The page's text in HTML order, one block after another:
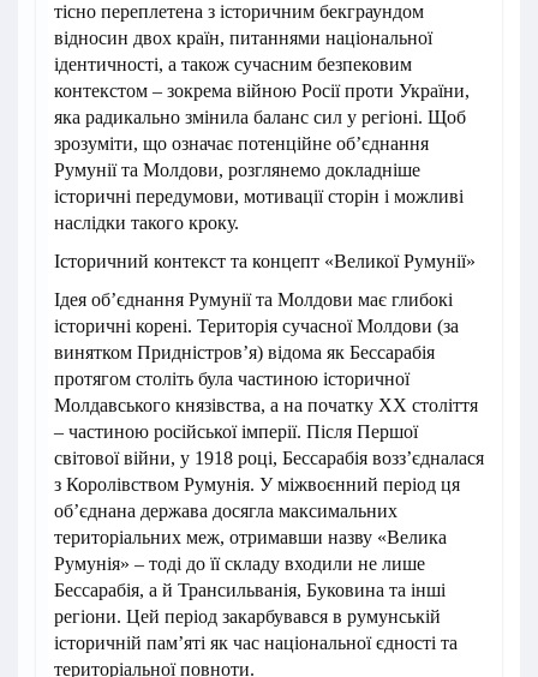
тісно переплетена з історичним бекграундом
відносин двох країн, питаннями національної
ідентичності, а також сучасним безпековим
контекстом – зокрема війною Росії проти України,
яка радикально змінила баланс сил у регіоні. Щоб
зрозуміти, що означає потенційне об’єднання
Румунії та Молдови, розглянемо докладніше
історичні передумови, мотивації сторін і можливі
наслідки такого кроку.
Історичний контекст та концепт «Великої Румунії»
Ідея об’єднання Румунії та Молдови має глибокі
історичні корені. Територія сучасної Молдови (за
винятком Придністров’я) відома як Бессарабія
протягом століть була частиною історичної
Молдавського князівства, а на початку XX століття
– частиною російської імперії. Після Першої
світової війни, у 1918 році, Бессарабія возз’єдналася
з Королівством Румунія. У міжвоєнний період ця
об’єднана держава досягла максимальних
територіальних меж, отримавши назву «Велика
Румунія» – тоді до її складу входили не лише
Бессарабія, а й Трансильванія, Буковина та інші
регіони. Цей період закарбувався в румунській
історичній пам’яті як час національної єдності та
територіальної повноти.